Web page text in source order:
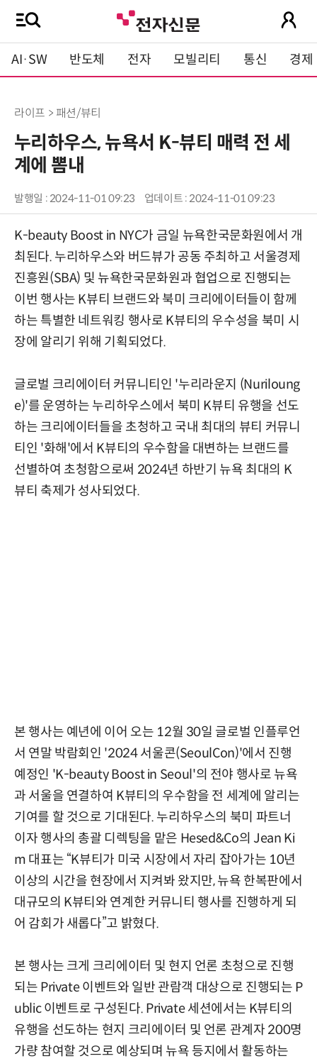
AI·SW 반도체 전자 모빌리티 통신 경제
라이프 > 패션/뷰티
누리하우스, 뉴욕서 K-뷰티 매력 전 세
계에 뽐내
발행일 : 2024-11-01 09:23 업데이트 : 2024-11-01 09:23
K-beauty Boost in NYC가 금일 뉴욕한국문화원에서 개
최된다. 누리하우스와 버드뷰가 공동 주최하고 서울경제
진흥원(SBA) 및 뉴욕한국문화원과 협업으로 진행되는
이번 행사는 K뷰티 브랜드와 북미 크리에이터들이 함께
하는 특별한 네트워킹 행사로 K뷰티의 우수성을 북미 시
장에 알리기 위해 기획되었다.
글로벌 크리에이터 커뮤니티인 '누리라운지 (Nuriloung
e)'를 운영하는 누리하우스에서 북미 K뷰티 유행을 선도
하는 크리에이터들을 초청하고 국내 최대의 뷰티 커뮤니
티인 '화해'에서 K뷰티의 우수함을 대변하는 브랜드를
선별하여 초청함으로써 2024년 하반기 뉴욕 최대의 K
뷰티 축제가 성사되었다.
본 행사는 예년에 이어 오는 12월 30일 글로벌 인플루언
서 연말 박람회인 '2024 서울콘(SeoulCon)'에서 진행
예정인 'K-beauty Boost in Seoul'의 전야 행사로 뉴욕
과 서울을 연결하여 K뷰티의 우수함을 전 세계에 알리는
기여를 할 것으로 기대된다. 누리하우스의 북미 파트너
이자 행사의 총괄 디렉팅을 맡은 Hesed&Co의 Jean Ki
m 대표는 “K뷰티가 미국 시장에서 자리 잡아가는 10년
이상의 시간을 현장에서 지켜봐 왔지만, 뉴욕 한복판에서
대규모의 K뷰티와 연계한 커뮤니티 행사를 진행하게 되
어 감회가 새롭다”고 밝혔다.
본 행사는 크게 크리에이터 및 현지 언론 초청으로 진행
되는 Private 이벤트와 일반 관람객 대상으로 진행되는 P
ublic 이벤트로 구성된다. Private 세션에서는 K뷰티의
유행을 선도하는 현지 크리에이터 및 언론 관계자 200명
가량 참여할 것으로 예상되며 뉴욕 등지에서 활동하는